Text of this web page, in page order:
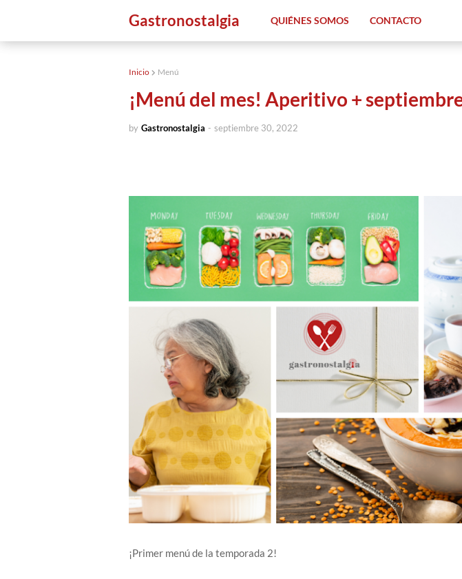
Gastronostalgia QUIÉNES SOMOS CONTACTO
Inicio Menú
¡Menú del mes! Aperitivo +
by Gastronostalgia - septiembre 30, 2022
¡Primer menú de la temporada 2!